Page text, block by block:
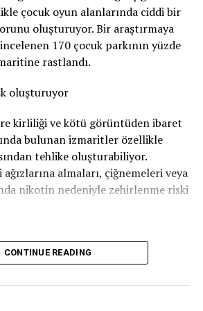
suçundan ceza verildi.
tutukluluğunda kaldı
ceza şartlı olarak hükme bağlandı.
sırasında96 gün tutuklu
mahsup edildi. Böylece
1.920 franklıkşartlı ceza kaldı.
frank para cezasıödemesine karar
giderlerinikarşılaması
giymiş
çocuk oyun alanlarında ciddi bir
oluşturuyor. Bir araştırmaya
170 çocuk parkının yüzde
rastlandı.
oluşturuyor
kirliliği ve kötü görüntüden ibaret
bulunan izmaritler özellikle
tehlike oluşturabiliyor.
almaları, çiğnemeleri veya
nikotin nedeniyle zehirlenme riski
özel kampanyalar yürütüyor.
kampanya
CONTINUE READING